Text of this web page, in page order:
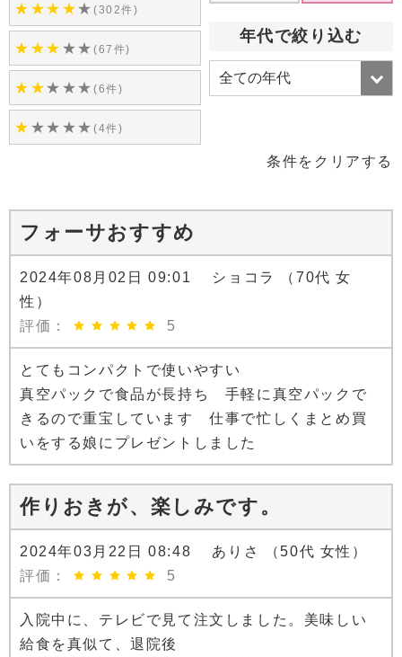
★ ★★ ★★(302件)
★ ★★ ★★(67件)
★ ★★ ★★(6件)
★ ★★ ★★(4件)
年代で絞り込む
条件をクリアする
フォーサおすすめ
2024年08月02日 09:01 ショコラ （70代 女
性）
評価：
5
とてもコンパクトで使いやすい
真空パックで食品が長持ち 手軽に真空パックで
きるので重宝しています 仕事で忙しくまとめ買
いをする娘にプレゼントしました
作りおきが、楽しみです。
2024年03月22日 08:48 ありさ （50代 女性）
評価：
5
入院中に、テレビで見て注文しました。美味しい
給食を真似て、退院後